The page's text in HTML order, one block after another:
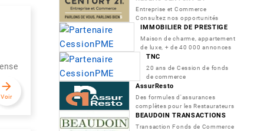
arrow_forward
Voir
Entreprise et Commerce
Consultez nos opportunités
IMMOBILIER DE PRESTIGE
Maison de charme, appartement
de luxe, + de 40 000 annonces
TNC
20 ans de Cession de fonds
de commerce
AssurResto
Des formules d'assurances
complètes pour les Restaurateurs
BEAUDOIN TRANSACTIONS
Transaction Fonds de Commerce